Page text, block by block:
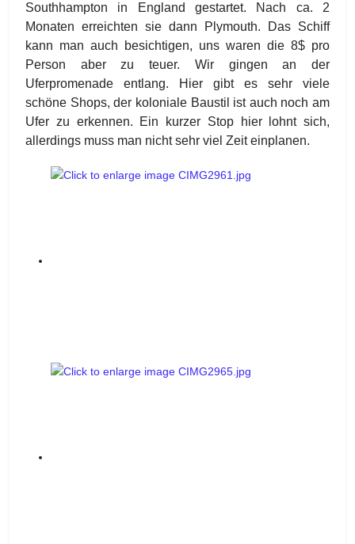
Southhampton in England gestartet. Nach ca. 2
Monaten erreichten sie dann Plymouth. Das Schiff
kann man auch besichtigen, uns waren die 8$ pro
Person aber zu teuer. Wir gingen an der
Uferpromenade entlang. Hier gibt es sehr viele
schöne Shops, der koloniale Baustil ist auch noch am
Ufer zu erkennen. Ein kurzer Stop hier lohnt sich,
allerdings muss man nicht sehr viel Zeit einplanen.